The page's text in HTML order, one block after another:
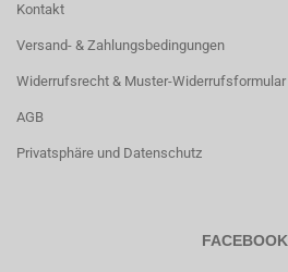
Kontakt
Versand- & Zahlungsbedingungen
Widerrufsrecht & Muster-Widerrufsformular
AGB
Privatsphäre und Datenschutz
FACEBOOK